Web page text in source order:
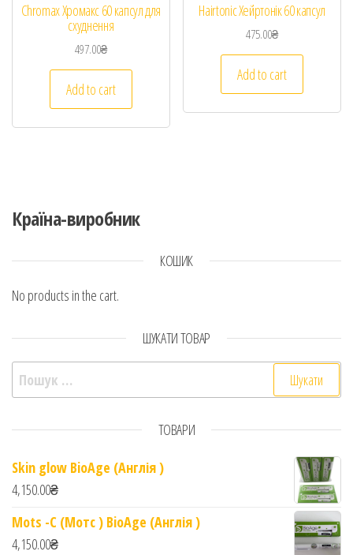
Chromax Хромакс 60 капсул для
схуднення
497.00₴
Add to cart
Hairtonic Хейртонік 60 капсул
475.00₴
Add to cart
Країна-виробник
КОШИК
No products in the cart.
ШУКАТИ ТОВАР
Пошук:
ТОВАРИ
Skin glow BioAge (Англія )
4,150.00₴
Mots -C (Мотс ) BioAge (Англія )
4,150.00₴